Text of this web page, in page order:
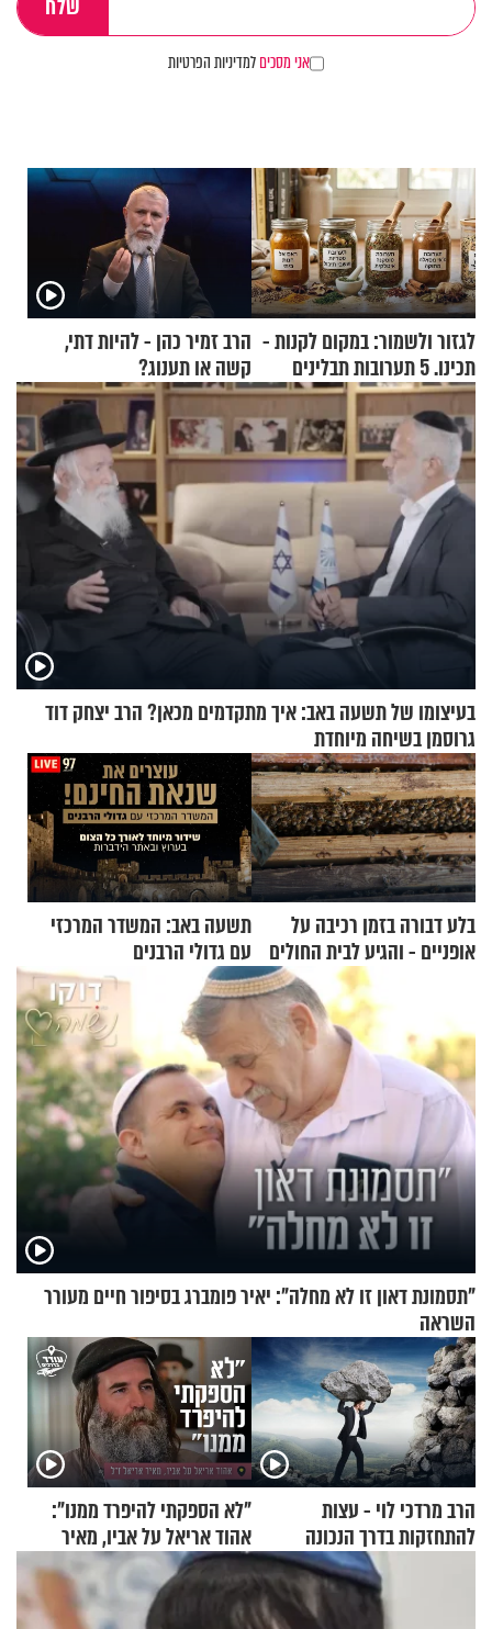
אני מסכיםלמדיניות הפרטיות
לגזור ולשמור: במקום לקנות -
תכינו. 5 תערובות תבלינים
שמתאימות להכל
הרב זמיר כהן - להיות דתי,
קשה או תענוג?
בעיצומו של תשעה באב: איך מתקדמים מכאן? הרב יצחק דוד
גרוסמן בשיחה מיוחדת
בלע דבורה בזמן רכיבה על
אופניים - והגיע לבית החולים
במצב מסכן חיים
תשעה באב: המשדר המרכזי
עם גדולי הרבנים
"תסמונת דאון זו לא מחלה": יאיר פומברג בסיפור חיים מעורר
השראה
הרב מרדכי לוי - עצות
להתחזקות בדרך הנכונה
"לא הספקתי להיפרד ממנו":
אהוד אריאל על אביו, מאיר
אריאל ז"ל